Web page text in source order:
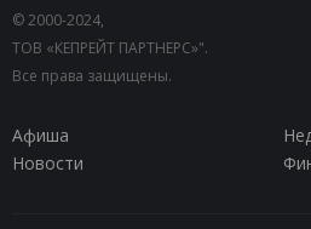
© 2000-2024,
ТОВ «КЕПРЕЙТ ПАРТНЕРС»".
Все права защищены.
Афиша
Новости